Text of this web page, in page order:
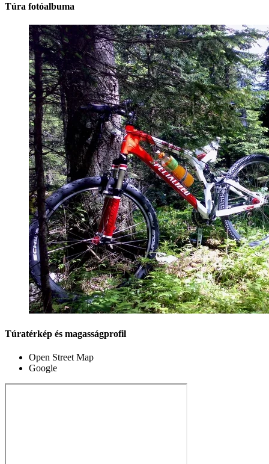
Túra fotóalbuma
Túratérkép és magasságprofil
Open Street Map
Google